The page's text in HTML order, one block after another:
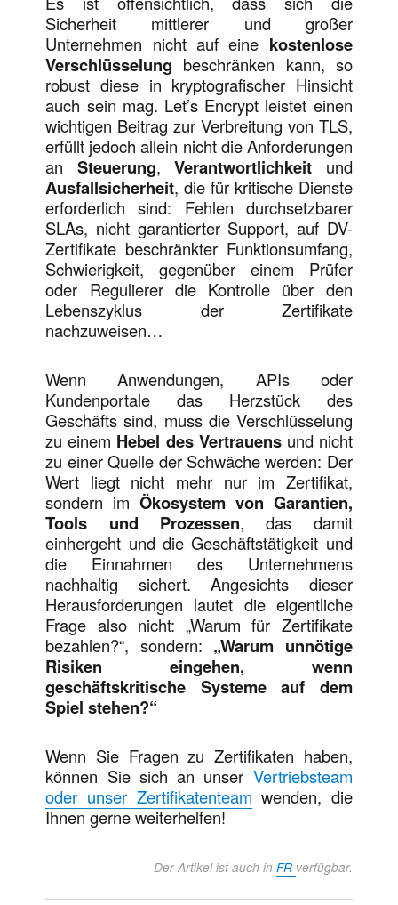
Sicherheit mittlerer und großer
Unternehmen nicht auf eine kostenlose
Verschlüsselung beschränken kann, so
robust diese in kryptografischer Hinsicht
auch sein mag. Let’s Encrypt leistet einen
wichtigen Beitrag zur Verbreitung von TLS,
erfüllt jedoch allein nicht die Anforderungen
an Steuerung,Verantwortlichkeit und
Ausfallsicherheit, die für kritische Dienste
erforderlich sind: Fehlen durchsetzbarer
SLAs, nicht garantierter Support, auf DV-
Zertifikate beschränkter Funktionsumfang,
Schwierigkeit, gegenüber einem Prüfer
oder Regulierer die Kontrolle über den
Lebenszyklus der Zertifikate
nachzuweisen…
Wenn Anwendungen, APIs oder
Kundenportale das Herzstück des
Geschäfts sind, muss die Verschlüsselung
zu einem Hebel des Vertrauensund nicht
zu einer Quelle der Schwäche werden: Der
Wert liegt nicht mehr nur im Zertifikat,
sondern im Ökosystem von Garantien,
Tools und Prozessen, das damit
einhergeht und die Geschäftstätigkeit und
die Einnahmen des Unternehmens
nachhaltig sichert. Angesichts dieser
Herausforderungen lautet die eigentliche
Frage also nicht: „Warum für Zertifikate
bezahlen?“, sondern: „Warum unnötige
Risiken eingehen, wenn
geschäftskritische Systeme auf dem
Spiel stehen?“
Wenn Sie Fragen zu Zertifikaten haben,
können Sie sich an unser Vertriebsteam
oder unser Zertifikatenteam wenden, die
Ihnen gerne weiterhelfen!
Der Artikel ist auch in FR verfügbar.